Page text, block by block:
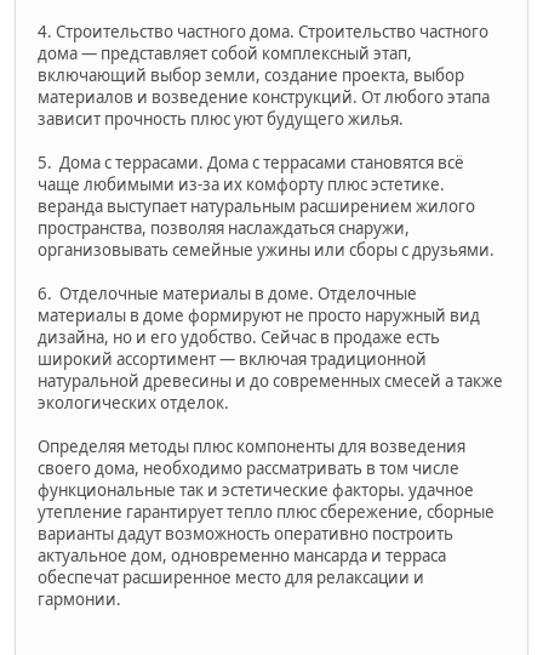
4. Строительство частного дома. Строительство частного
дома — представляет собой комплексный этап,
включающий выбор земли, создание проекта, выбор
материалов и возведение конструкций. От любого этапа
зависит прочность плюс уют будущего жилья.
5. Дома с террасами. Дома с террасами становятся всё
чаще любимыми из-за их комфорту плюс эстетике.
веранда выступает натуральным расширением жилого
пространства, позволяя наслаждаться снаружи,
организовывать семейные ужины или сборы с друзьями.
6. Отделочные материалы в доме. Отделочные
материалы в доме формируют не просто наружный вид
дизайна, но и его удобство. Сейчас в продаже есть
широкий ассортимент — включая традиционной
натуральной древесины и до современных смесей а также
экологических отделок.
Определяя методы плюс компоненты для возведения
своего дома, необходимо рассматривать в том числе
функциональные так и эстетические факторы. удачное
утепление гарантирует тепло плюс сбережение, сборные
варианты дадут возможность оперативно построить
актуальное дом, одновременно мансарда и терраса
обеспечат расширенное место для релаксации и
гармонии.